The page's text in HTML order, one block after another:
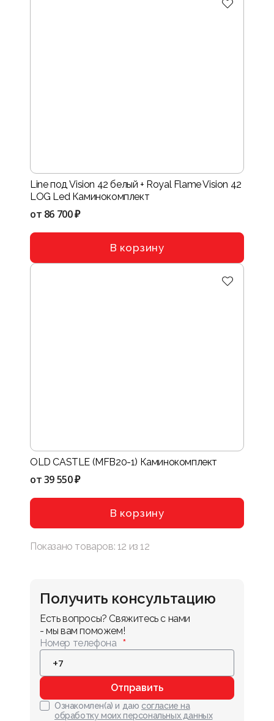
Line под Vision 42 белый + Royal Flame Vision 42
LOG Led Каминокомплект
от 86 700 ₽
В корзину
OLD CASTLE (MFB20-1) Каминокомплект
от39 550 ₽
В корзину
Показано товаров: 12 из12
Получить консультацию
Есть вопросы? Свяжитесь с нами
- мы вам поможем!
Номер телефона
Отправить
Ознакомлен(а) и даю согласие на
обработку моих персональных данных